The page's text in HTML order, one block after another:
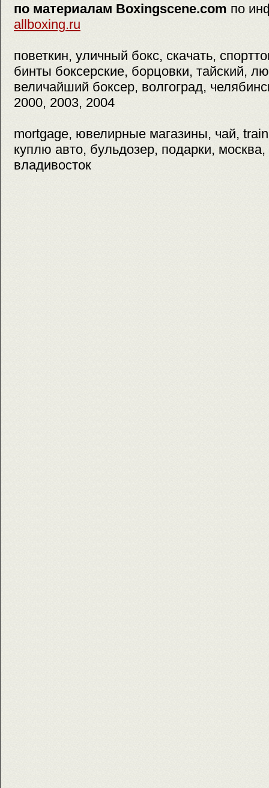
по материалам Boxingscene.com по
allboxing.ru
поветкин, уличный бокс, скачать,
бинты боксерские, борцовки, тайский,
величайший боксер, волгоград,
2000, 2003, 2004
mortgage, ювелирные магазины, чай,
куплю авто, бульдозер, подарки, москва,
владивосток